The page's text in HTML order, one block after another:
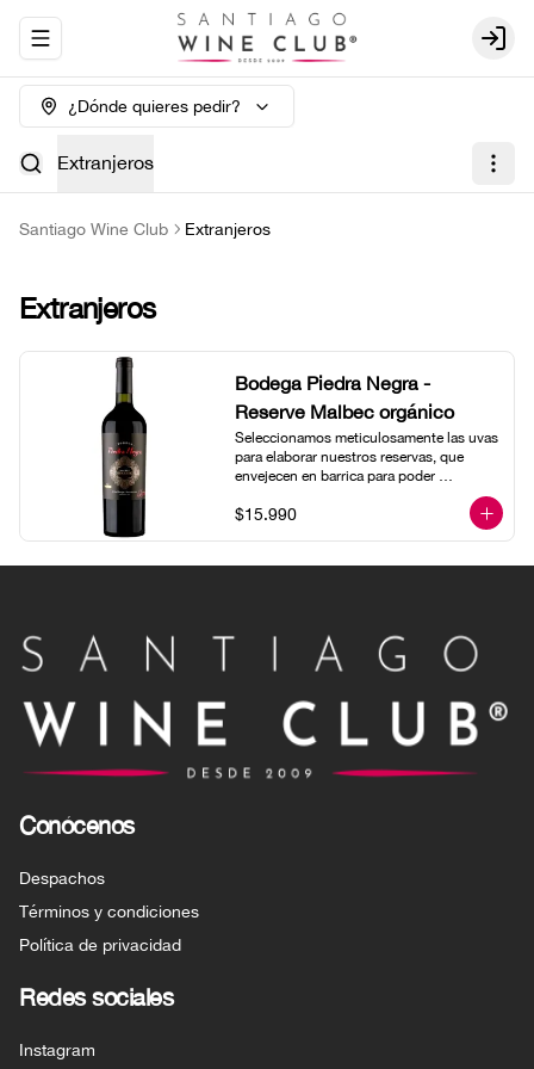
Abrir menu de navegación Login
¿Dónde quieres pedir?
Extranjeros
Santiago Wine Club Extranjeros
Extranjeros
Bodega Piedra Negra -
Reserve Malbec orgánico
Seleccionamos meticulosamente las uvas
para elaborar nuestros reservas, que
envejecen en barrica para poder
elegante. Toda la uva que adquirimos para
ensamblar el malbec reserva procede de
$15.990
Conócenos
Despachos
Términos y condiciones
Política de privacidad
Redes sociales
Instagram